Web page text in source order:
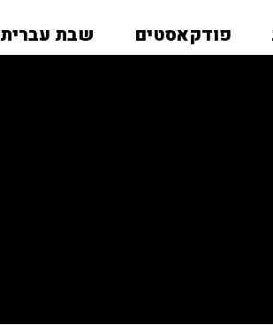
פודקאסטים שבת עברית